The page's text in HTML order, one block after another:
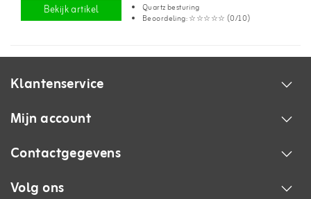
Bekijk artikel
Quartz besturing
Beoordeling: ☆☆☆☆☆ (0/10)
Klantenservice
Mijn account
Contactgegevens
Volg ons